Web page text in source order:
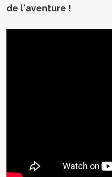
de l'aventure !